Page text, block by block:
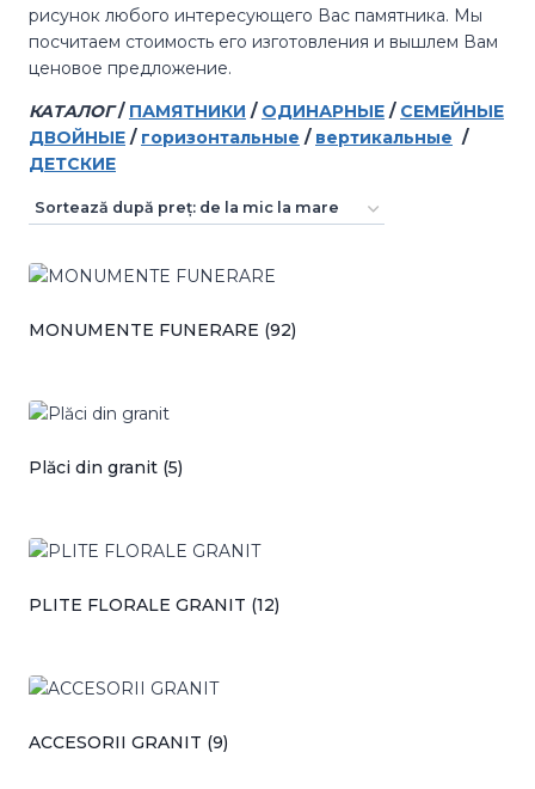
рисунок любого интересующего Вас памятника. Мы
посчитаем стоимость его изготовления и вышлем Вам
ценовое предложение.
КАТАЛОГ/ ПАМЯТНИКИ / ОДИНАРНЫЕ / СЕМЕЙНЫЕ
ДВОЙНЫЕ / горизонтальные / вертикальные /
ДЕТСКИЕ
MONUMENTE FUNERARE (92)
Plăci din granit (5)
PLITE FLORALE GRANIT (12)
ACCESORII GRANIT (9)